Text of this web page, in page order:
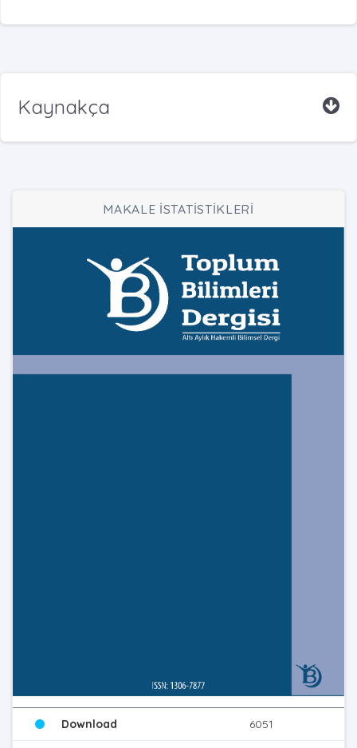
Kaynakça
MAKALE İSTATİSTİKLERİ
Download 6051